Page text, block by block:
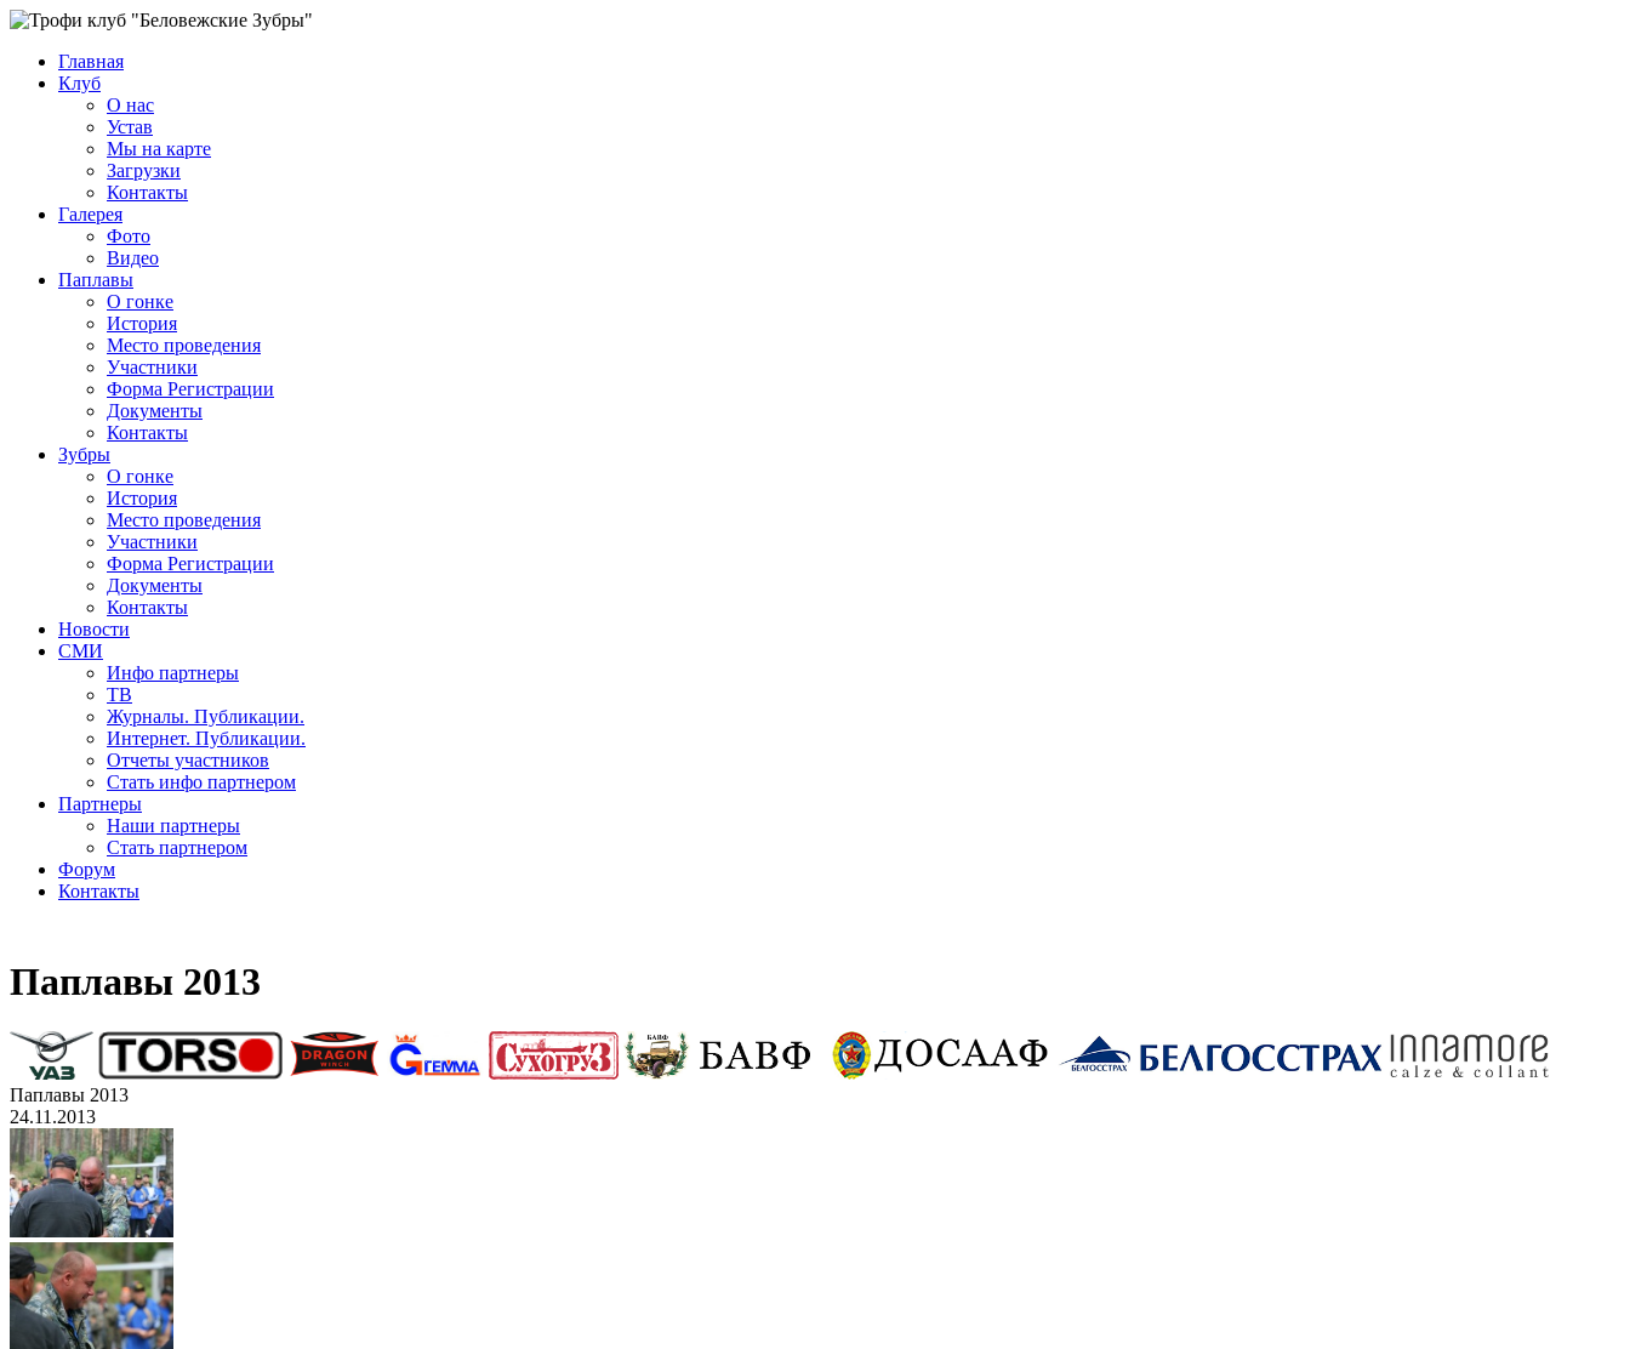
Главная
Клуб
О нас
Устав
Мы на карте
Загрузки
Контакты
Галерея
Фото
Видео
Паплавы
О гонке
История
Место проведения
Участники
Форма Регистрации
Документы
Контакты
Зубры
О гонке
История
Место проведения
Участники
Форма Регистрации
Документы
Контакты
Новости
СМИ
Инфо партнеры
ТВ
Журналы. Публикации.
Интернет. Публикации.
Отчеты участников
Стать инфо партнером
Партнеры
Наши партнеры
Стать партнером
Форум
Контакты
Паплавы 2013
Паплавы 2013
24.11.2013